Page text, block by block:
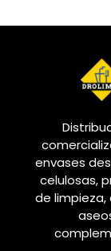
envases
celulosas,
de